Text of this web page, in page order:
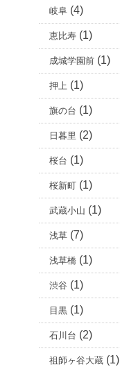
岐阜 (4)
恵比寿 (1)
成城学園前 (1)
押上 (1)
旗の台 (1)
日暮里 (2)
桜台 (1)
桜新町 (1)
武蔵小山 (1)
浅草 (7)
浅草橋 (1)
渋谷 (1)
目黒 (1)
石川台 (2)
祖師ヶ谷大蔵 (1)